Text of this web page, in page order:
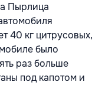
Пырлица
40 кг цитрусовых,
было
раз больше
под капотом и